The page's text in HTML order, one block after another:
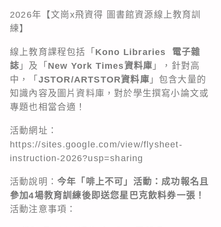
2026年【文崗x飛資得 圖書館資源線上教育訓
練】
線上教育課程包括「 Kono Libraries 電子雜
誌 」及「 New York Times資料庫 」，針對高
中，「 JSTOR/ARTSTOR資料庫 」包含大量的
知識內容及圖片資料庫，對於學生撰寫小論文或
專題也相當合適！
活動網址：
https://sites.google.com/view/flysheet-
instruction-2026?usp=sharing
活動說明： 今年「啡上不可」活動：成功報名且
參加4場教育訓練後即送您星巴克飲料券一張！
活動注意事項：